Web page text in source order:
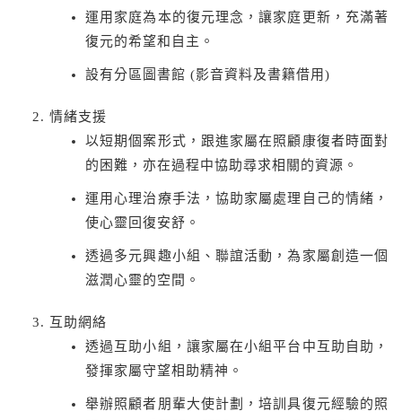
運用家庭為本的復元理念，讓家庭更新，充滿著
復元的希望和自主。
設有分區圖書館 (影音資料及書籍借用)
情緒支援
以短期個案形式，跟進家屬在照顧康復者時面對
的困難，亦在過程中協助尋求相關的資源。
運用心理治療手法，協助家屬處理自己的情緒，
使心靈回復安舒。
透過多元興趣小組、聯誼活動，為家屬創造一個
滋潤心靈的空間。
互助網絡
透過互助小組，讓家屬在小組平台中互助自助，
發揮家屬守望相助精神。
舉辦照顧者朋輩大使計劃，培訓具復元經驗的照